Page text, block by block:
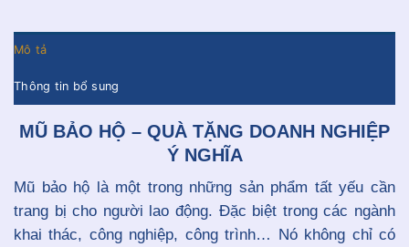
Mô tả
Thông tin bổ sung
MŨ BẢO HỘ – QUÀ TẶNG DOANH NGHIỆP
Ý NGHĨA
Mũ bảo hộ là một trong những sản phẩm tất yếu cần
trang bị cho người lao động. Đặc biệt trong các ngành
khai thác, công nghiệp, công trình… Nó không chỉ có